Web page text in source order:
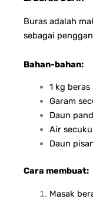
Buras adalah
sebagai
Bahan-bahan:
1 kg beras
Garam
Daun
Air
Daun
Cara membuat:
Masak